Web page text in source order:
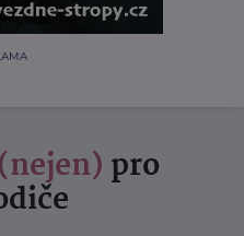
(nejen) pro